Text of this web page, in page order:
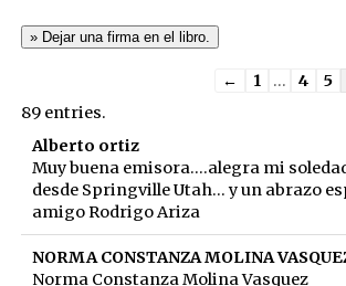
Guestbook
← 1 ... 4 5
89 entries.
Alberto ortiz
Muy buena emisora....alegra mi
desde Springville Utah... y un abrazo
amigo Rodrigo Ariza
NORMA CONSTANZA MOLINA
Norma Constanza Molina Vasquez